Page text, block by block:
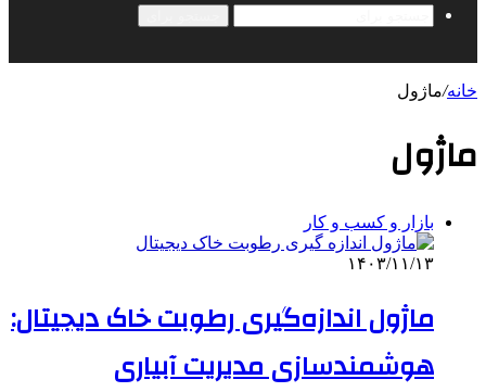
خانه/ماژول
ماژول
بازار و کسب و کار
۱۴۰۳/۱۱/۱۳
ماژول اندازه‌گیری رطوبت خاک دیجیتال:
هوشمندسازی مدیریت آبیاری